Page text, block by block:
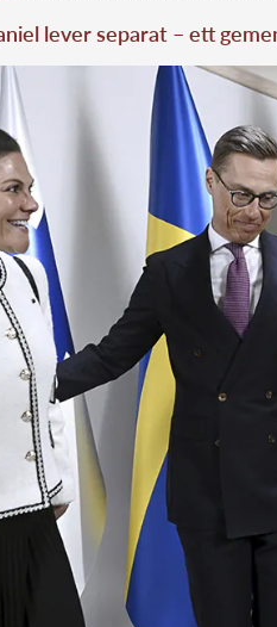
lever separat – ett